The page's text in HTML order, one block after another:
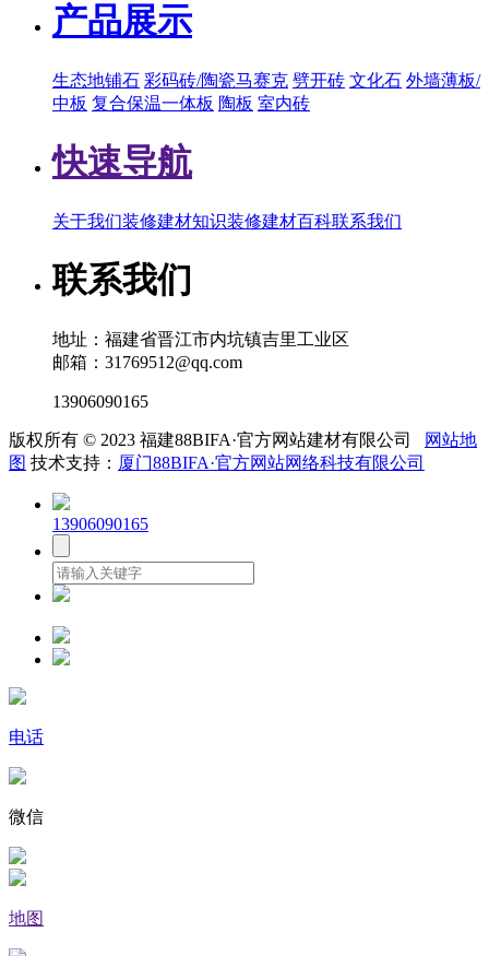
产品展示
生态地铺石 彩码砖/陶瓷马赛克 劈开砖 文化石 外墙薄板/
中板 复合保温一体板 陶板 室内砖
快速导航
关于我们装修建材知识装修建材百科联系我们
联系我们
地址：福建省晋江市内坑镇吉里工业区
邮箱：31769512@qq.com
13906090165
版权所有 © 2023 福建88BIFA·官方网站建材有限公司
网站地
图 技术支持： 厦门88BIFA·官方网站网络科技有限公司
13906090165
电话
微信
地图